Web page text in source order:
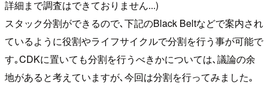
詳細まで調査はできておりません...)
スタック分割ができるので､下記のBlack Beltなどで案内され
ているように役割やライフサイクルで分割を行う事が可能で
す｡CDKに置いても分割を行うべきかについては､議論の余
地があると考えていますが､今回は分割を行ってみました｡